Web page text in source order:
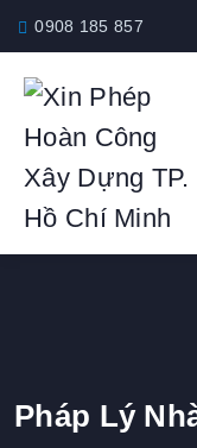
0908 185 857
Pháp Lý